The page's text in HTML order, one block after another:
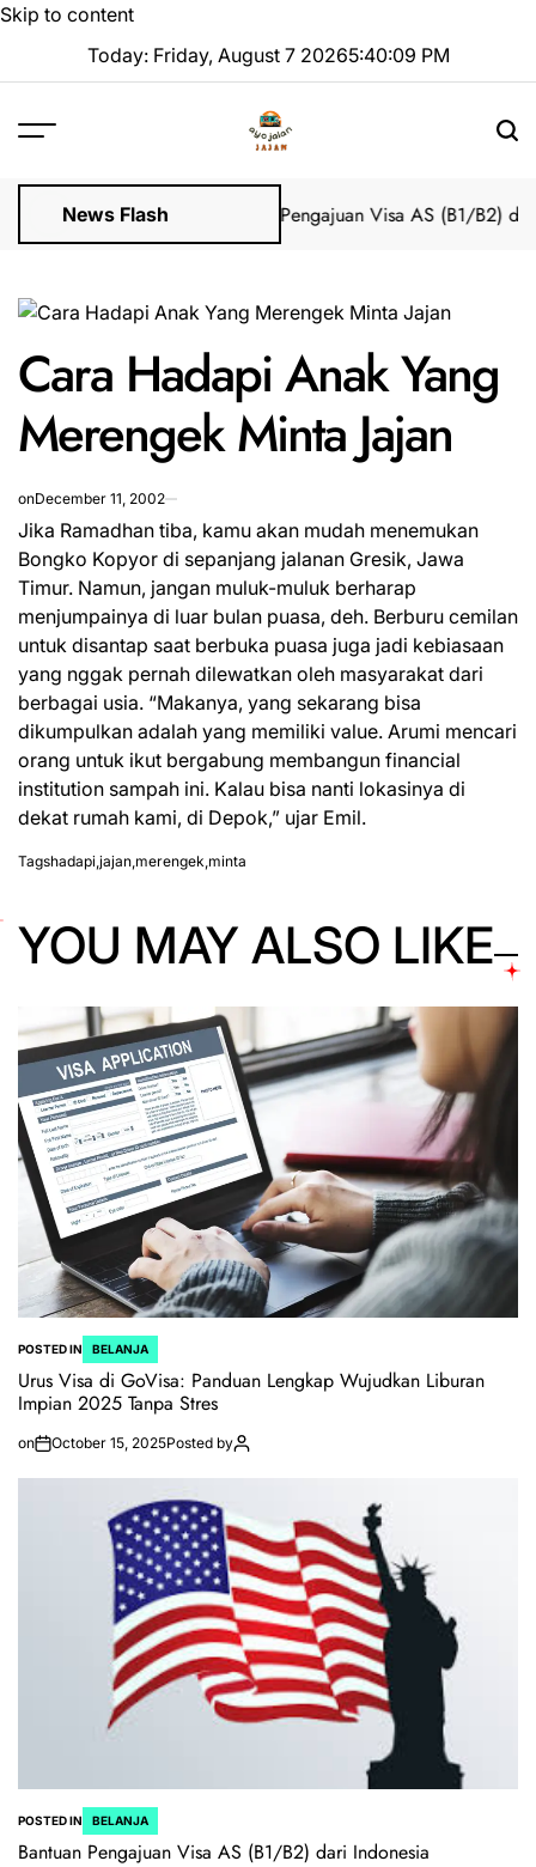
Skip to content
Today: Friday, August 7 20265:40:10 PM
News Flash
2025 Tanpa Stres Bantuan Pengajuan Visa AS (B1/B2) dari
Cara Hadapi Anak Yang
Merengek Minta Jajan
onDecember 11, 2002
Jika Ramadhan tiba, kamu akan mudah menemukan
Bongko Kopyor di sepanjang jalanan Gresik, Jawa
Timur. Namun, jangan muluk-muluk berharap
menjumpainya di luar bulan puasa, deh. Berburu cemilan
untuk disantap saat berbuka puasa juga jadi kebiasaan
yang nggak pernah dilewatkan oleh masyarakat dari
berbagai usia. “Makanya, yang sekarang bisa
dikumpulkan adalah yang memiliki value. Arumi mencari
orang untuk ikut bergabung membangun financial
institution sampah ini. Kalau bisa nanti lokasinya di
dekat rumah kami, di Depok,” ujar Emil.
Tagshadapi,jajan,merengek,minta
YOU MAY ALSO LIKE
POSTED IN BELANJA
Urus Visa di GoVisa: Panduan Lengkap Wujudkan Liburan
Impian 2025 Tanpa Stres
on October 15, 2025Posted by
POSTED IN BELANJA
Bantuan Pengajuan Visa AS (B1/B2) dari Indonesia